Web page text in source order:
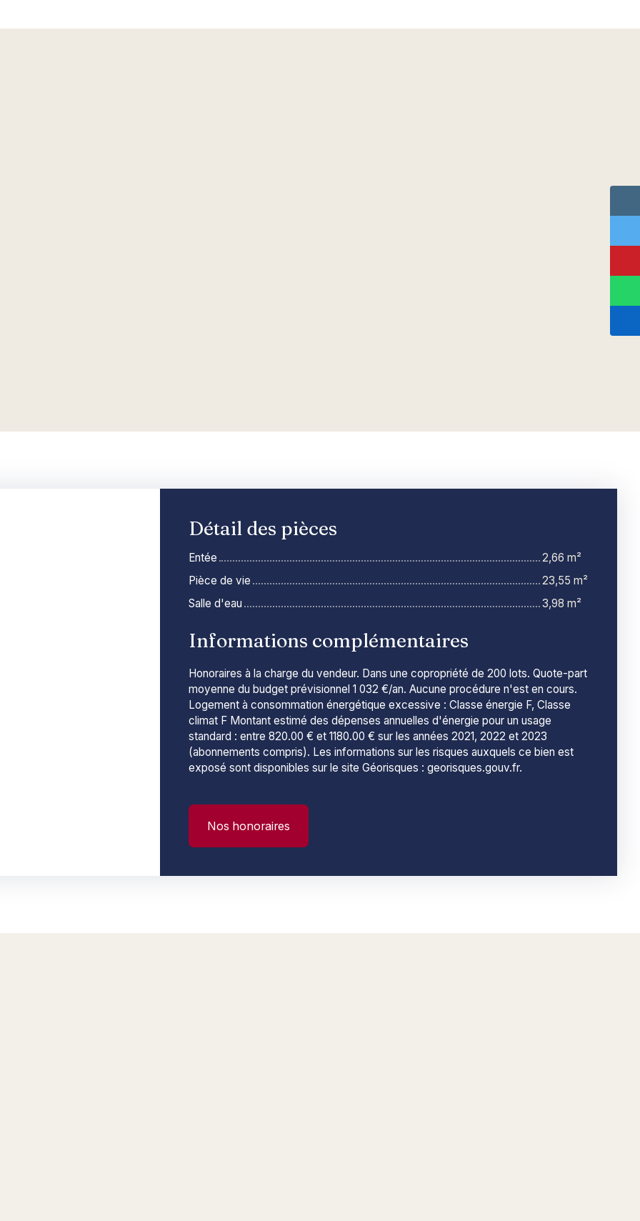
Détail des pièces
Entée
2,66 m²
Pièce de vie
23,55 m²
Salle d'eau
3,98 m²
Informations complémentaires
Honoraires à la charge du vendeur. Dans une copropriété de 200 lots. Quote-part
moyenne du budget prévisionnel 1 032 €/an. Aucune procédure n'est en cours.
Logement à consommation énergétique excessive : Classe énergie F, Classe
climat F Montant estimé des dépenses annuelles d'énergie pour un usage
standard : entre 820.00 € et 1180.00 € sur les années 2021, 2022 et 2023
(abonnements compris). Les informations sur les risques auxquels ce bien est
exposé sont disponibles sur le site Géorisques : georisques.gouv.fr.
Nos honoraires